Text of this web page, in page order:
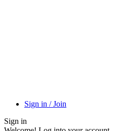
Sign in / Join
Sign in